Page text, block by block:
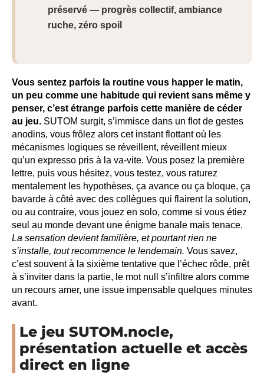
préservé — progrès collectif, ambiance
ruche, zéro spoil
Vous sentez parfois la routine vous happer le matin,
un peu comme une habitude qui revient sans même y
penser, c’est étrange parfois cette manière de céder
au jeu. SUTOM surgit, s’immisce dans un flot de gestes
anodins, vous frôlez alors cet instant flottant où les
mécanismes logiques se réveillent, réveillent mieux
qu’un expresso pris à la va-vite. Vous posez la première
lettre, puis vous hésitez, vous testez, vous raturez
mentalement les hypothèses, ça avance ou ça bloque, ça
bavarde à côté avec des collègues qui flairent la solution,
ou au contraire, vous jouez en solo, comme si vous étiez
seul au monde devant une énigme banale mais tenace.
La sensation devient familière, et pourtant rien ne
s’installe, tout recommence le lendemain. Vous savez,
c’est souvent à la sixième tentative que l’échec rôde, prêt
à s’inviter dans la partie, le mot null s’infiltre alors comme
un recours amer, une issue impensable quelques minutes
avant.
Le jeu SUTOM.nocle,
présentation actuelle et accès
direct en ligne